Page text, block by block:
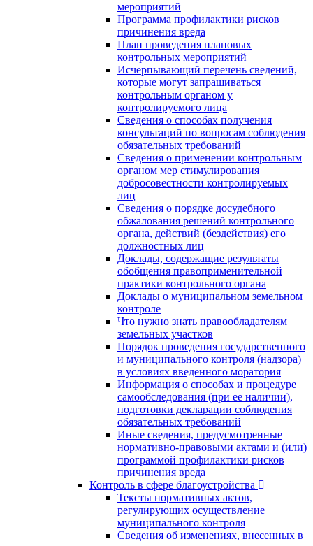
мероприятий
Программа профилактики рисков
причинения вреда
План проведения плановых
контрольных мероприятий
Исчерпывающий перечень сведений,
которые могут запрашиваться
контрольным органом у
контролируемого лица
Сведения о способах получения
консультаций по вопросам соблюдения
обязательных требований
Сведения о применении контрольным
органом мер стимулирования
добросовестности контролируемых
лиц
Сведения о порядке досудебного
обжалования решений контрольного
органа, действий (бездействия) его
должностных лиц
Доклады, содержащие результаты
обобщения правоприменительной
практики контрольного органа
Доклады о муниципальном земельном
контроле
Что нужно знать правообладателям
земельных участков
Порядок проведения государственного
и муниципального контроля (надзора)
в условиях введенного моратория
Информация о способах и процедуре
самообследования (при ее наличии),
подготовки декларации соблюдения
обязательных требований
Иные сведения, предусмотренные
нормативно-правовыми актами и (или)
программой профилактики рисков
причинения вреда
Контроль в сфере благоустройства
Тексты нормативных актов,
регулирующих осуществление
муниципального контроля
Сведения об изменениях, внесенных в